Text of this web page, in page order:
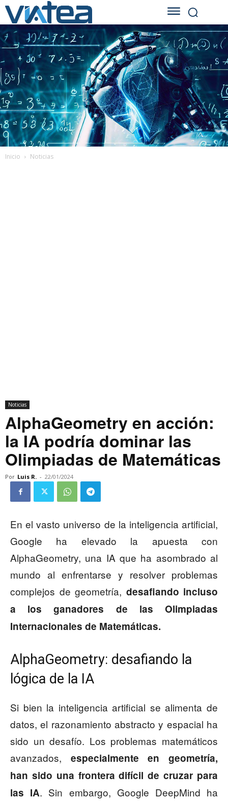
Inicio Noticias
Noticias
AlphaGeometry en acción:
la IA podría dominar las
Olimpiadas de Matemáticas
Por Luis R. - 22/01/2024
En el vasto universo de la inteligencia artificial,
Google ha elevado la apuesta con
AlphaGeometry, una IA que ha asombrado al
mundo al enfrentarse y resolver problemas
complejos de geometría, desafiando incluso
a los ganadores de las Olimpiadas
Internacionales de Matemáticas.
AlphaGeometry: desafiando la
lógica de la IA
Si bien la inteligencia artificial se alimenta de
datos, el razonamiento abstracto y espacial ha
sido un desafío. Los problemas matemáticos
avanzados, especialmente en geometría,
han sido una frontera difícil de cruzar para
las IA. Sin embargo, Google DeepMind ha